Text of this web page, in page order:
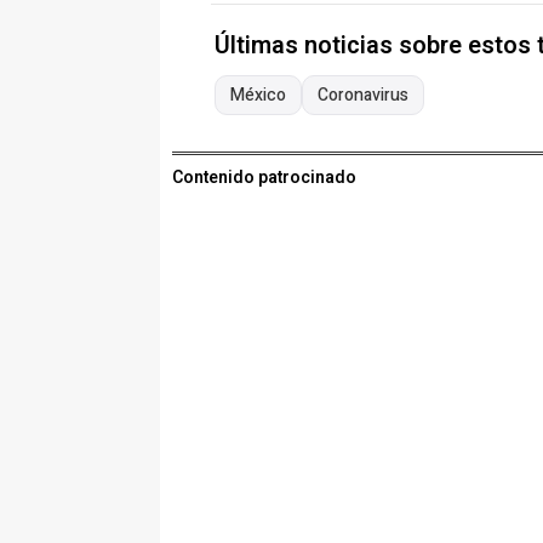
Últimas noticias sobre estos
México Coronavirus
Contenido patrocinado